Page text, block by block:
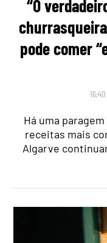
“O
pode comer
Há uma
receitas mais
Algarve